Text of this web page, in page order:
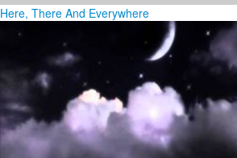
Here, There And Everywhere